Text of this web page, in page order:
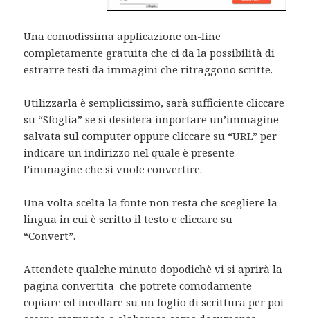
Una comodissima applicazione on-line
completamente gratuita che ci da la possibilità di
estrarre testi da immagini che ritraggono scritte.
Utilizzarla è semplicissimo, sarà sufficiente cliccare
su “Sfoglia” se si desidera importare un’immagine
salvata sul computer oppure cliccare su “URL” per
indicare un indirizzo nel quale è presente
l’immagine che si vuole convertire.
Una volta scelta la fonte non resta che scegliere la
lingua in cui è scritto il testo e cliccare su
“Convert”.
Attendete qualche minuto dopodichè vi si aprirà la
pagina convertita che potrete comodamente
copiare ed incollare su un foglio di scrittura per poi